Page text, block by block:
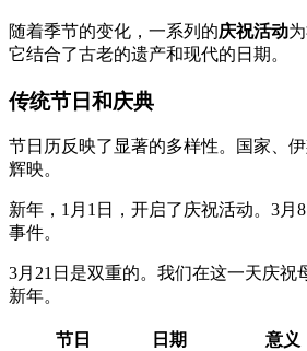
随着季节的变化，一系列的庆祝活动
它结合了古老的遗产和现代的日期。
传统节日和庆典
节日历反映了显著的多样性。国家、
辉映。
新年，1月1日，开启了庆祝活动。3月
事件。
3月21日是双重的。我们在这一天庆祝
新年。
节日 日期
意义